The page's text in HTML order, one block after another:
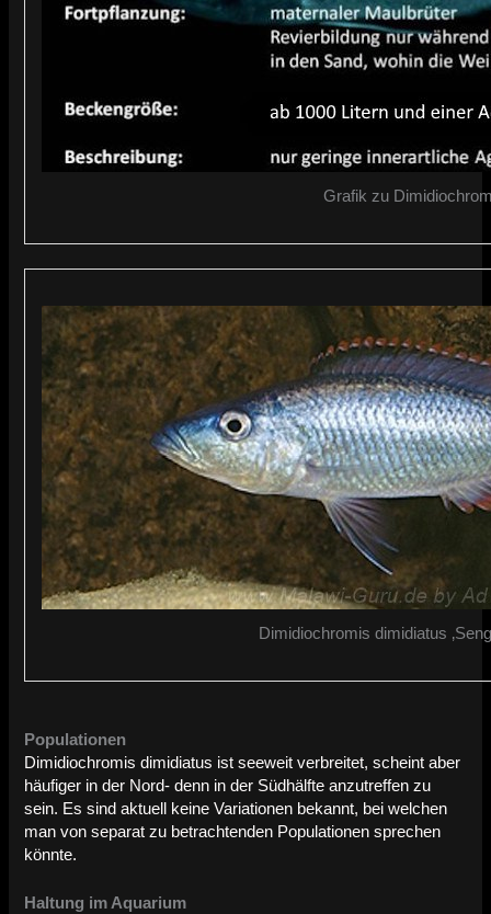
Grafik zu
Dimidiochromis dimidiatus
Populationen
Dimidiochromis dimidiatus ist seeweit verbreitet, scheint aber
häufiger in der Nord- denn in der Südhälfte anzutreffen zu
sein. Es sind aktuell keine Variationen bekannt, bei welchen
man von separat zu betrachtenden Populationen sprechen
könnte.
Haltung im Aquarium